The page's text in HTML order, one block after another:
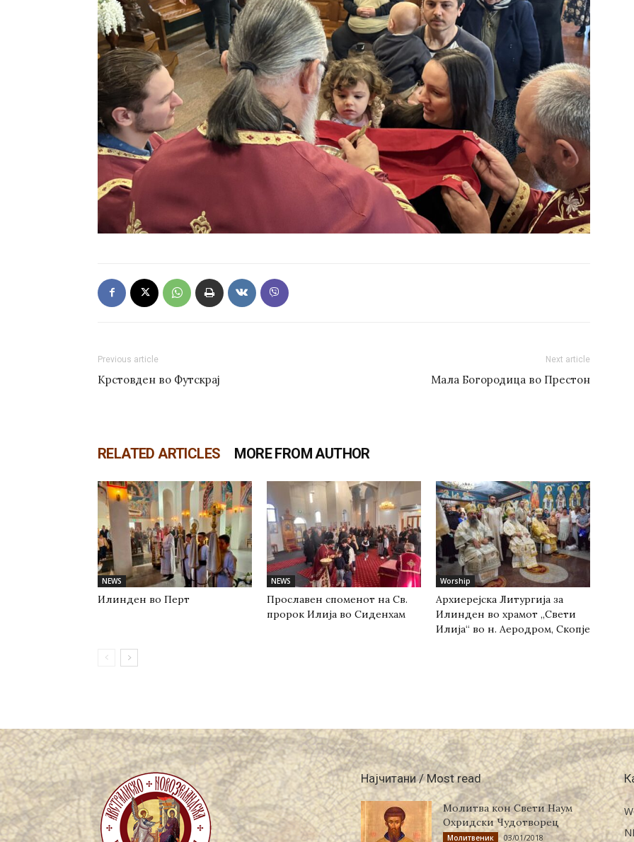
Previous article
Крстовден во Футскрај
Next article
Мала Богородица во Престон
RELATED ARTICLES MORE FROM AUTHOR
NEWS
Илинден во Перт
NEWS
Прославен споменот на Св.
пророк Илија во Сиденхам
Worship
Архиерејска Литургија за
Илинден во храмот „Свети
Илија“ во н. Аеродром, Скопје
Најчитани / Most read
Молитва кон Свети Наум
Охридски Чудотворец
Молитвеник 03/01/2018